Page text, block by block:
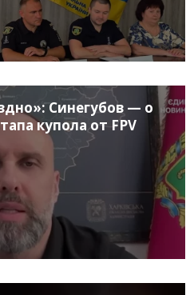
Синегубов — о
купола от FPV